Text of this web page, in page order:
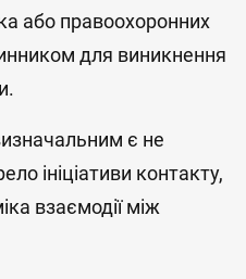
або правоохоронних
для виникнення
є не
ініціативи контакту,
взаємодії між